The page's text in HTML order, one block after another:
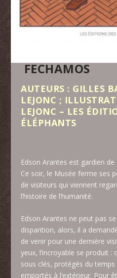
FECHAMOS
AUTEURS : GILLES
LEJONC ;
LEJONC – LES
ÉLÉPHANTS
Edson Arantes est gardien
Ce soir, le Musée ferme ses
de visiteurs qui viennent
l’histoire de l’humanité.
Edson Arantes ne peut pas
disparition, alors, il a
de venir pour une dernière
yeux, l’incroyable se produit
sous clés, protégés du
emportés à l’extérieur. Pour